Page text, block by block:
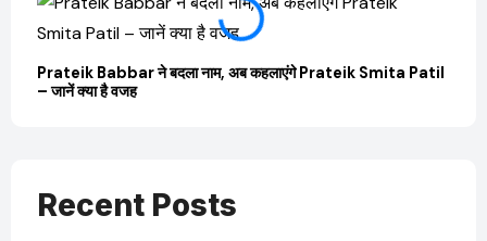
Prateik Babbar ने बदला नाम, अब कहलाएंगे Prateik Smita Patil
– जानें क्या है वजह
Recent Posts